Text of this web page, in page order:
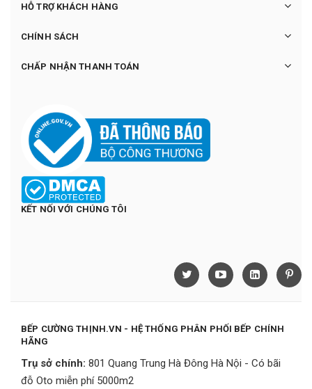
HỖ TRỢ KHÁCH HÀNG
CHÍNH SÁCH
CHẤP NHẬN THANH TOÁN
KẾT NỐI VỚI CHÚNG TÔI
BẾP CƯỜNG THỊNH.VN - HỆ THỐNG PHÂN PHỐI BẾP CHÍNH
HÃNG
Trụ sở chính: 801 Quang Trung Hà Đông Hà Nội - Có bãi
đỗ Oto miễn phí 5000m2